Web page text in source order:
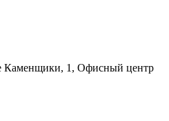
Каменщики, 1, Офисный центр